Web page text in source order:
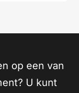
op een van
U kunt